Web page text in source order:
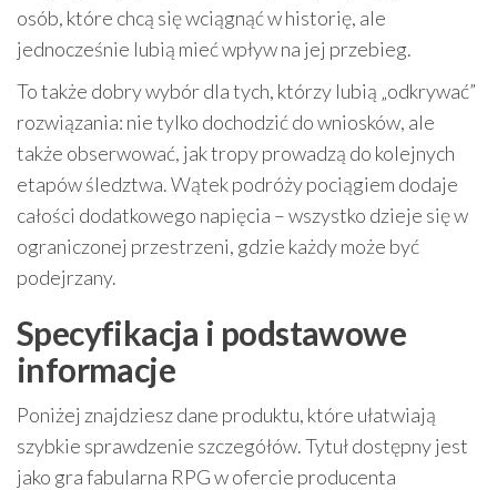
osób, które chcą się wciągnąć w historię, ale
jednocześnie lubią mieć wpływ na jej przebieg.
To także dobry wybór dla tych, którzy lubią „odkrywać”
rozwiązania: nie tylko dochodzić do wniosków, ale
także obserwować, jak tropy prowadzą do kolejnych
etapów śledztwa. Wątek podróży pociągiem dodaje
całości dodatkowego napięcia – wszystko dzieje się w
ograniczonej przestrzeni, gdzie każdy może być
podejrzany.
Specyfikacja i podstawowe
informacje
Poniżej znajdziesz dane produktu, które ułatwiają
szybkie sprawdzenie szczegółów. Tytuł dostępny jest
jako gra fabularna RPG w ofercie producenta